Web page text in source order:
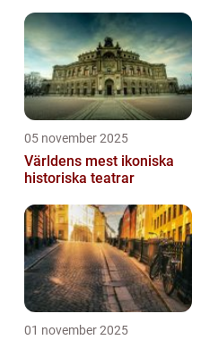
05 november 2025
Världens mest ikoniska
historiska teatrar
01 november 2025